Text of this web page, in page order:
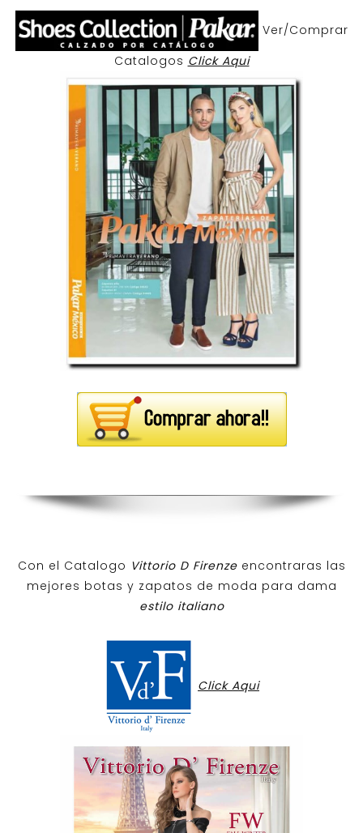
Ver/Comprar
Catalogos Click Aqui
Con el Catalogo Vittorio D Firenzeencontraras las
mejores botas y zapatos de moda para dama
estilo italiano
Click Aqui